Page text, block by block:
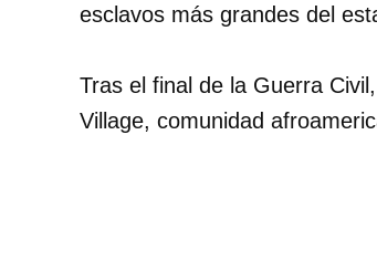
esclavos más grandes del
Tras el final de la Guerra
Village, comunidad